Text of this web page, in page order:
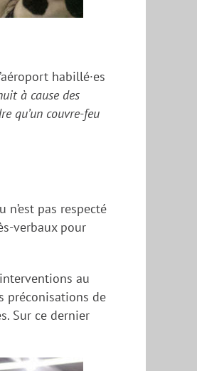
habillé·es
à cause des
qu’un couvre-feu
pas respecté
verbaux pour
au
préconisations de
Sur ce dernier